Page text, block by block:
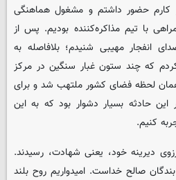
کارم حضور داشتم و مشغول هماهنگی
با تیم مذاکره‌کننده بودیم. پس از
انفجار مهیبی شنیدم؛ بلافاصله به
که چند ستون غبار سنگین در مرکز
لحظه فضای کشور ملتهب شد و برای
این حادثه بسیار دشوار بود که به این
کنیم.
دیرینه خود، یعنی شهادت، رسیدند.
صالح خداست. امیدواریم روح بلند